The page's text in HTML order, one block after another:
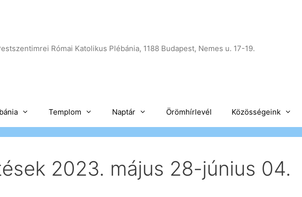
Római Katolikus Plébánia, 1188 Budapest, Nemes u. 17-19.
Templom Naptár Örömhírlevél Közösségeink
2023. május 28-június 04.